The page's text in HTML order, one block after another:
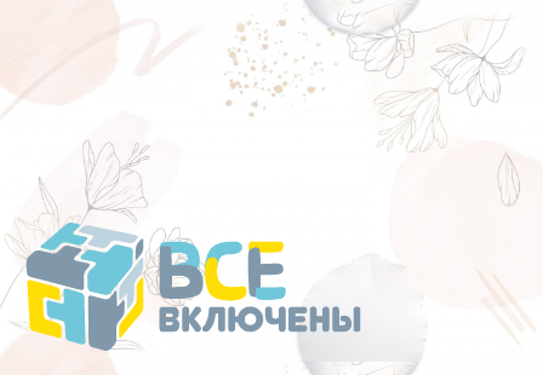
Перейти
к
содержанию